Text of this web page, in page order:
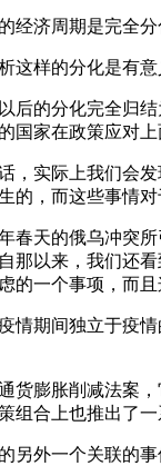
经济周期是完全
这样的分化是有
后的分化完全归
国家在政策应对
，实际上我们会
的，而这些事情
春天的俄乌冲突
那以来，我们还
的一个事项，而且
情期间独立于疫
货膨胀削减法案
组合上也推出了
另外一个关联的